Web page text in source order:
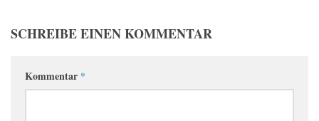
SCHREIBE EINEN KOMMENTAR
Kommentar *